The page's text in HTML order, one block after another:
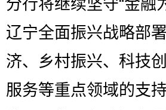
分行将继续坚守“金融
辽宁全面振兴战略部
济、乡村振兴、科技
服务等重点领域的支